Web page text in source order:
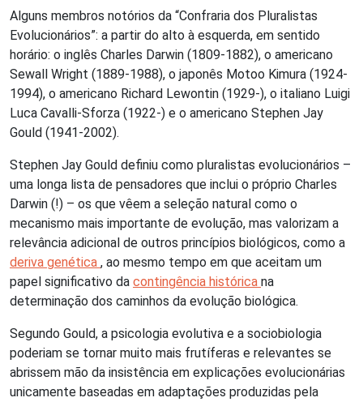
Alguns membros notórios da “Confraria dos Pluralistas
Evolucionários”: a partir do alto à esquerda, em sentido
horário: o inglês Charles Darwin (1809-1882), o americano
Sewall Wright (1889-1988), o japonês Motoo Kimura (1924-
1994), o americano Richard Lewontin (1929-), o italiano Luigi
Luca Cavalli-Sforza (1922-) e o americano Stephen Jay
Gould (1941-2002).
Stephen Jay Gould definiu como pluralistas evolucionários –
uma longa lista de pensadores que inclui o próprio Charles
Darwin (!) – os que vêem a seleção natural como o
mecanismo mais importante de evolução, mas valorizam a
relevância adicional de outros princípios biológicos, como a
deriva genética , ao mesmo tempo em que aceitam um
papel significativo da contingência histórica na
determinação dos caminhos da evolução biológica.
Segundo Gould, a psicologia evolutiva e a sociobiologia
poderiam se tornar muito mais frutíferas e relevantes se
abrissem mão da insistência em explicações evolucionárias
unicamente baseadas em adaptações produzidas pela